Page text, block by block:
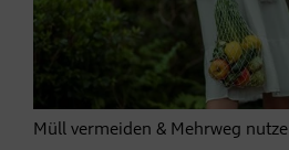
Müll vermeiden & Mehrweg